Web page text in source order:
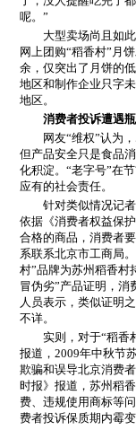
呢。”
大型卖场尚且如此
网上团购“稻香村”月
余，仅突出了月饼的
地区和制作企业只字
地区。
消费者投诉遭遇
网友“维权”认为，
但产品安全只是食品
化积淀。“老字号”在
应有的社会责任。
针对类似情况记者
依据《消费者权益保
合格的商品，消费者
系联系北京市工商局
村”品牌为苏州稻香村
冒伪劣”产品证明，消
人员表示，类似证明
不详。
实则，对于“稻香村
报道，2009年中秋节
欺骗和误导北京消费
时报》报道，苏州稻
费、违规使用商标等
费者投诉保质期内霉变